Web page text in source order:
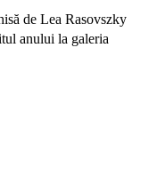
de Lea Rasovszky
anului la galeria